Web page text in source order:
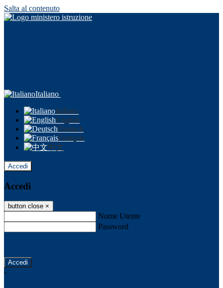
Salta al contenuto
Italiano
Italiano
English
Deutsch
Français
中文
Accedi
Accedi
button close ×
Nome Utente
Password
-